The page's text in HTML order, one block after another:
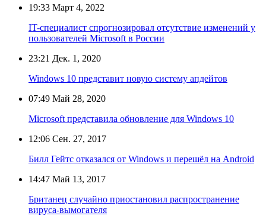
19:33 Март 4, 2022
IT-специалист спрогнозировал отсутствие изменений у
пользователей Microsoft в России
23:21 Дек. 1, 2020
Windows 10 представит новую систему апдейтов
07:49 Май 28, 2020
Microsoft представила обновление для Windows 10
12:06 Сен. 27, 2017
Билл Гейтс отказался от Windows и перешёл на Android
14:47 Май 13, 2017
Британец случайно приостановил распространение
вируса-вымогателя